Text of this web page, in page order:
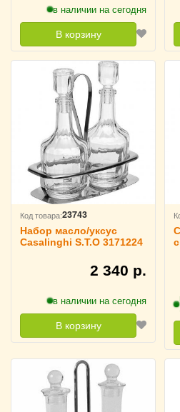
в наличии на сегодня
В корзину
Код товара:23743
Набор масло/уксус
Casalinghi S.T.O 3171224
2 340 р.
в наличии на сегодня
В корзину